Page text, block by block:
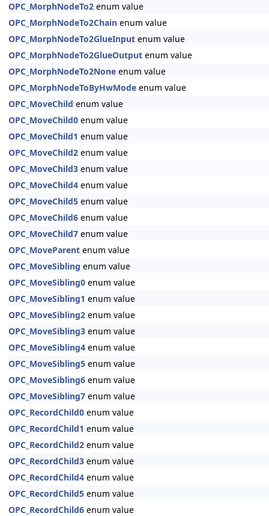
OPC_MorphNodeTo2 enum value
OPC_MorphNodeTo2Chain enum value
OPC_MorphNodeTo2GlueInput enum value
OPC_MorphNodeTo2GlueOutput enum value
OPC_MorphNodeTo2None enum value
OPC_MorphNodeToByHwMode enum value
OPC_MoveChild enum value
OPC_MoveChild0 enum value
OPC_MoveChild1 enum value
OPC_MoveChild2 enum value
OPC_MoveChild3 enum value
OPC_MoveChild4 enum value
OPC_MoveChild5 enum value
OPC_MoveChild6 enum value
OPC_MoveChild7 enum value
OPC_MoveParent enum value
OPC_MoveSibling enum value
OPC_MoveSibling0 enum value
OPC_MoveSibling1 enum value
OPC_MoveSibling2 enum value
OPC_MoveSibling3 enum value
OPC_MoveSibling4 enum value
OPC_MoveSibling5 enum value
OPC_MoveSibling6 enum value
OPC_MoveSibling7 enum value
OPC_RecordChild0 enum value
OPC_RecordChild1 enum value
OPC_RecordChild2 enum value
OPC_RecordChild3 enum value
OPC_RecordChild4 enum value
OPC_RecordChild5 enum value
OPC_RecordChild6 enum value